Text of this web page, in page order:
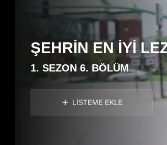
ŞEHRİN EN İYİ
1. SEZON 6. BÖLÜM
LİSTEME EKLE